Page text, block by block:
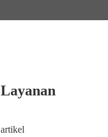
Layanan
artikel